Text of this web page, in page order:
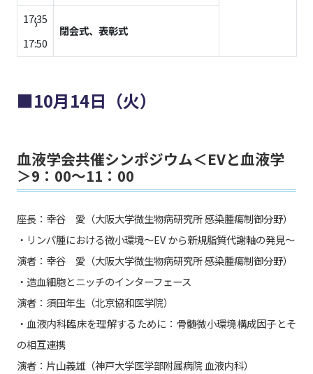
17:35
～
17:50
閉会式、表彰式
■10月14日（火）
血液学会共催シンポジウム＜EVと血液学
＞9：00〜11：00
座長：幸谷 愛（大阪大学微生物病研究所 感染腫瘍制御分野）
・リンパ腫における微小環境〜EV から新規脂質代謝軸の発見〜
演者：幸谷 愛（大阪大学微生物病研究所 感染腫瘍制御分野）
・造血細胞とニッチのインターフェース
演者：須田年生（北京協和医学院）
・血液内科臨床を理解するために：骨髄微小環境構成因子とそ
の相互連携
演者：片山義雄（神戸大学医学部附属病院 血液内科）